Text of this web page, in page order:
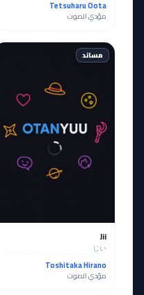
Tetsuharu Oota
مؤدي الصوت
مساند
Jii
じい
Toshitaka Hirano
مؤدي الصوت